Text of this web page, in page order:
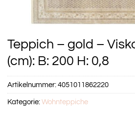
Teppich – gold –
(cm): B: 200 H: 0,8
Artikelnummer:4051011862220
Kategorie:Wohnteppiche